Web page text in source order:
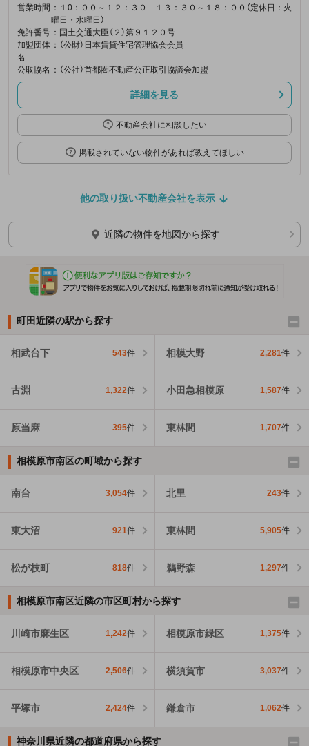
営業時間 ：１0：００～１２：３０ １３：３０～１８：００（定休日：火
曜日・水曜日）
免許番号 ：国土交通大臣（２）第９１２０号
加盟団体
名
：（公財）日本賃貸住宅管理協会会員
公取協名 ：（公社）首都圏不動産公正取引協議会加盟
詳細を見る
不動産会社に相談したい
掲載されていない物件があれば教えてほしい
他の取り扱い不動産会社を表示
近隣の物件を地図から探す
町田近隣の駅から探す
相武台下 543件 相模大野 2,281件
古淵 1,322件 小田急相模原 1,587件
原当麻 395件 東林間 1,707件
相模原市南区の町域から探す
南台 3,054件 北里 243件
東大沼 921件 東林間 5,905件
松が枝町 818件 鵜野森 1,297件
相模原市南区近隣の市区町村から探す
川崎市麻生区 1,242件 相模原市緑区 1,375件
相模原市中央区 2,506件 横須賀市 3,037件
平塚市 2,424件 鎌倉市 1,062件
神奈川県近隣の都道府県から探す